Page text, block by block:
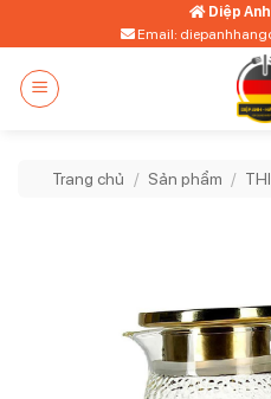
qua
dung
Diệp
Email:
Trang chủ / Sản phẩm /